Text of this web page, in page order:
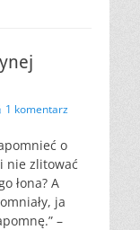
1 komentarz
o
nie zlitować
łona? A
ja
–